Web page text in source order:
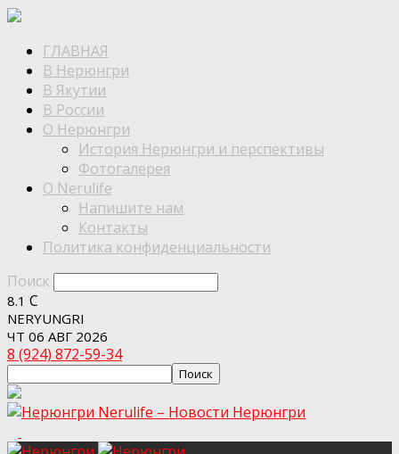
ГЛАВНАЯ
В Нерюнгри
В Якутии
В России
О Нерюнгри
История Нерюнгри и перспективы
Фотогалерея
О Nerulife
Напишите нам
Контакты
Политика конфиденциальности
Поиск
8.1 C
NERYUNGRI
ЧТ 06 АВГ 2026
8 (924) 872-59-34
Nerulife – Новости Нерюнгри